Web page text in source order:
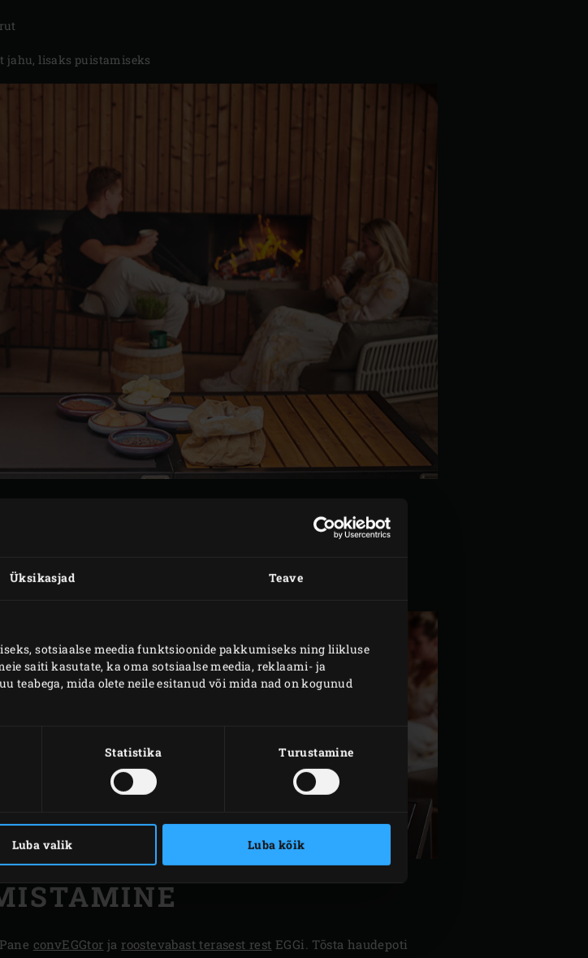
Üksikasjad Teave
sotsiaalse meedia funktsioonide pakkumiseks ning liikluse
saiti kasutate, ka oma sotsiaalse meedia, reklaami- ja
teabega, mida olete neile esitanud või mida nad on kogunud
Statistika Turustamine
Luba valik Luba kõik
jahu, lisaks puistamiseks
rohelise haudepoti
convEGGtor jaroostevabast terasest rest EGGi. Tõsta haudepoti